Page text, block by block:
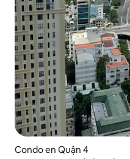
Condo en Quận 4